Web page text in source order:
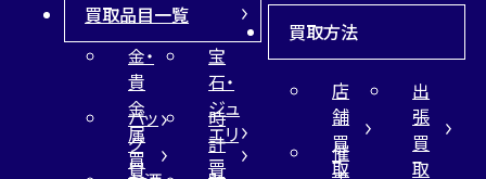
買取品目一覧
金・
貴
金
属
買
宝
石・
ジュ
エリ
ー
バッ
グ
買
時
計
買
買取方法
店
舗
買
取
出
張
買
取
催